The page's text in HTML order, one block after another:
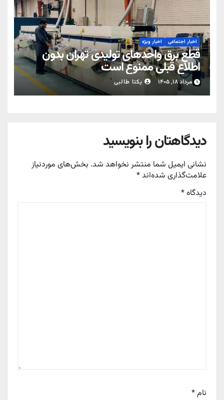
اخبار اجتماعی اخبار ویژه
قطع برق واحدهای تولیدی تهران بدون
اطلاع قبلی ممنوع است
مرداد ۱۸, ۱۴۰۵ یکتا طالبی
دیدگاهتان را بنویسید
نشانی ایمیل شما منتشر نخواهد شد. بخش‌های موردنیاز
علامت‌گذاری شده‌اند*
دیدگاه*
نام*